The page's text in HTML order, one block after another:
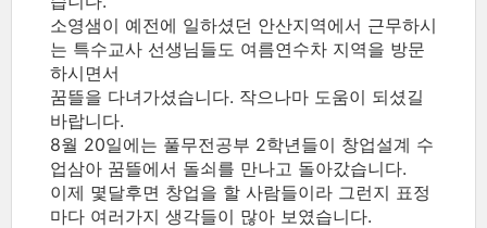
소영샘이 예전에 일하셨던 안산지역에서 근무하시
는 특수교사 선생님들도 여름연수차 지역을 방문
하시면서
꿈뜰을 다녀가셨습니다. 작으나마 도움이 되셨길
바랍니다.
8월 20일에는 풀무전공부 2학년들이 창업설계 수
업삼아 꿈뜰에서 돌쇠를 만나고 돌아갔습니다.
이제 몇달후면 창업을 할 사람들이라 그런지 표정
마다 여러가지 생각들이 많아 보였습니다.